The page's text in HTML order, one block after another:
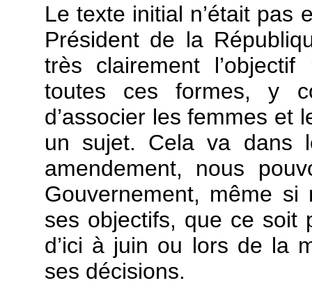
Le texte initial n’était pas
Président de la
très clairement
toutes ces formes, y
d’associer les femmes et
un sujet. Cela va dans
amendement, nous
Gouvernement, même si
ses objectifs, que ce soit
d’ici à juin ou lors de la
ses décisions.